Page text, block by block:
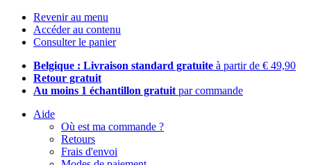
Revenir au menu
Accéder au contenu
Consulter le panier
Belgique : Livraison standard gratuite à partir de € 49,90
Retour gratuit
Au moins 1 échantillon gratuit par commande
Aide
Où est ma commande ?
Retours
Frais d'envoi